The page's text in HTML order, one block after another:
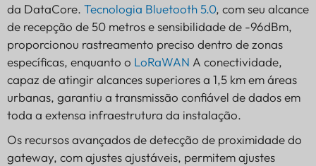
da DataCore. Tecnologia Bluetooth 5.0, com seu alcance
de recepção de 50 metros e sensibilidade de -96dBm,
proporcionou rastreamento preciso dentro de zonas
específicas, enquanto o LoRaWAN A conectividade,
capaz de atingir alcances superiores a 1,5 km em áreas
urbanas, garantiu a transmissão confiável de dados em
toda a extensa infraestrutura da instalação.
Os recursos avançados de detecção de proximidade do
gateway, com ajustes ajustáveis, permitem ajustes